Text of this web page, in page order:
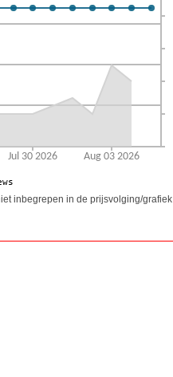
inbegrepen in de prijsvolging/grafiek